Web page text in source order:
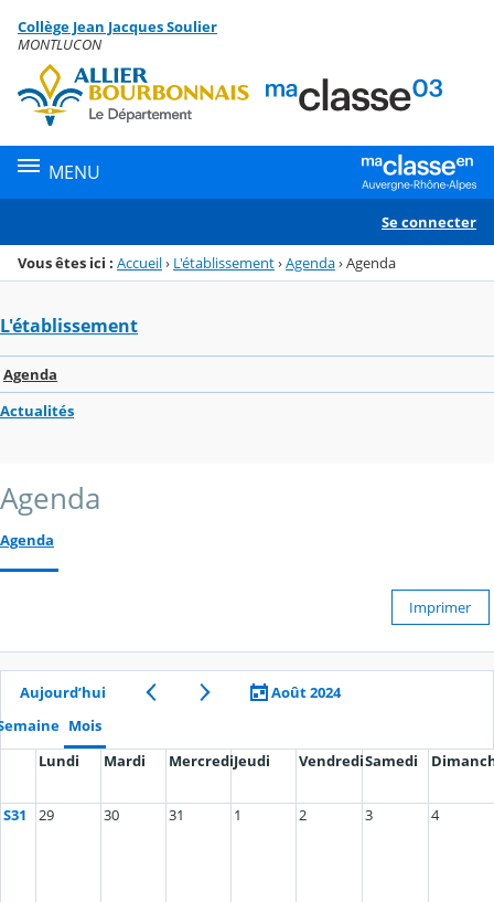
Menu de la rubrique
Contenu
Collège Jean Jacques Soulier
MONTLUCON
MENU
Se connecter
Vous êtes ici : Accueil› L'établissement›Agenda›Agenda
L'établissement
Agenda
Actualités
Agenda
Agenda
Imprimer
Aujourd’hui
Août 2024
Mois
Lundi
Mardi MercrediJeudi VendrediSamedi
S31 29 30 31 1 2 3 4